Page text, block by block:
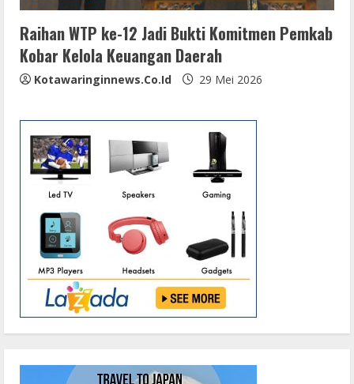
Raihan WTP ke-12 Jadi Bukti Komitmen Pemkab
Kobar Kelola Keuangan Daerah
Kotawaringinnews.co.id 29 Mei 2026